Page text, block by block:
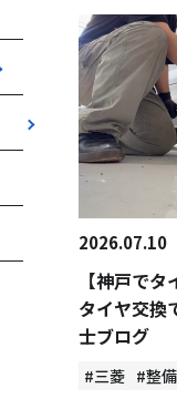
2026.07.10
【神戸で
タイヤ交換
士ブログ
#三菱 #整備